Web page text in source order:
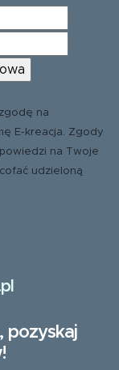
na
E-kreacja. Zgody
na Twoje
udzieloną
pozyskaj